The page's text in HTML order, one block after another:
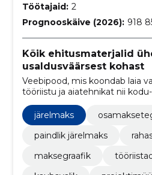
Töötajaid: 2
Prognooskäive (2026): 918
Kõik ehitusmaterjalid
usaldusväärsest kohast
Veebipood, mis koondab laia
tööriistu ja aiatehnikat nii
kliendituge.
järelmaks
paindlik järelmaks
maksegraafik